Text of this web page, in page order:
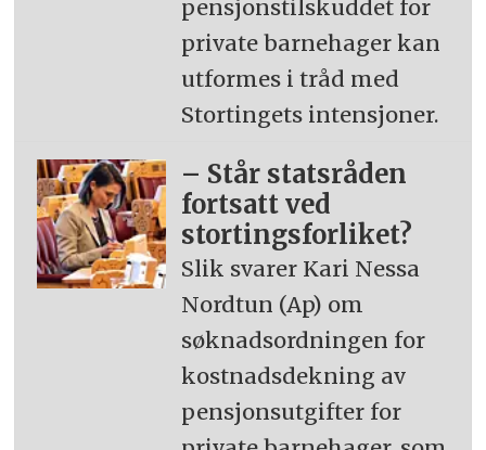
pensjonstilskuddet for
private barnehager kan
utformes i tråd med
Stortingets intensjoner.
– Står statsråden
fortsatt ved
stortingsforliket?
Slik svarer Kari Nessa
Nordtun (Ap) om
søknadsordningen for
kostnadsdekning av
pensjonsutgifter for